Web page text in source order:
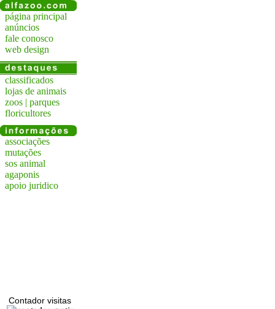
página principal
anúncios
fale conosco
web design
classificados
lojas de animais
zoos | parques
floricultores
associações
mutações
sos animal
agaponis
apoio juridico
Contador visitas